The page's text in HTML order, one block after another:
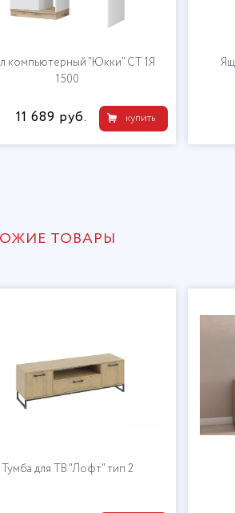
компьютерный "Юкки" СТ 1Я
1500
купить
11 689 руб.
ТОВАРЫ
Тумба для ТВ "Лофт" тип 2